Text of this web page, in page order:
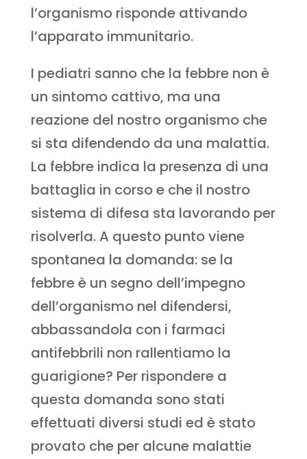
l’organismo risponde attivando
l’apparato immunitario.
I pediatri sanno che la febbre non è
un sintomo cattivo, ma una
reazione del nostro organismo che
si sta difendendo da una malattia.
La febbre indica la presenza di una
battaglia in corso e che il nostro
sistema di difesa sta lavorando per
risolverla. A questo punto viene
spontanea la domanda: se la
febbre è un segno dell’impegno
dell’organismo nel difendersi,
abbassandola con i farmaci
antifebbrili non rallentiamo la
guarigione? Per rispondere a
questa domanda sono stati
effettuati diversi studi ed è stato
provato che per alcune malattie